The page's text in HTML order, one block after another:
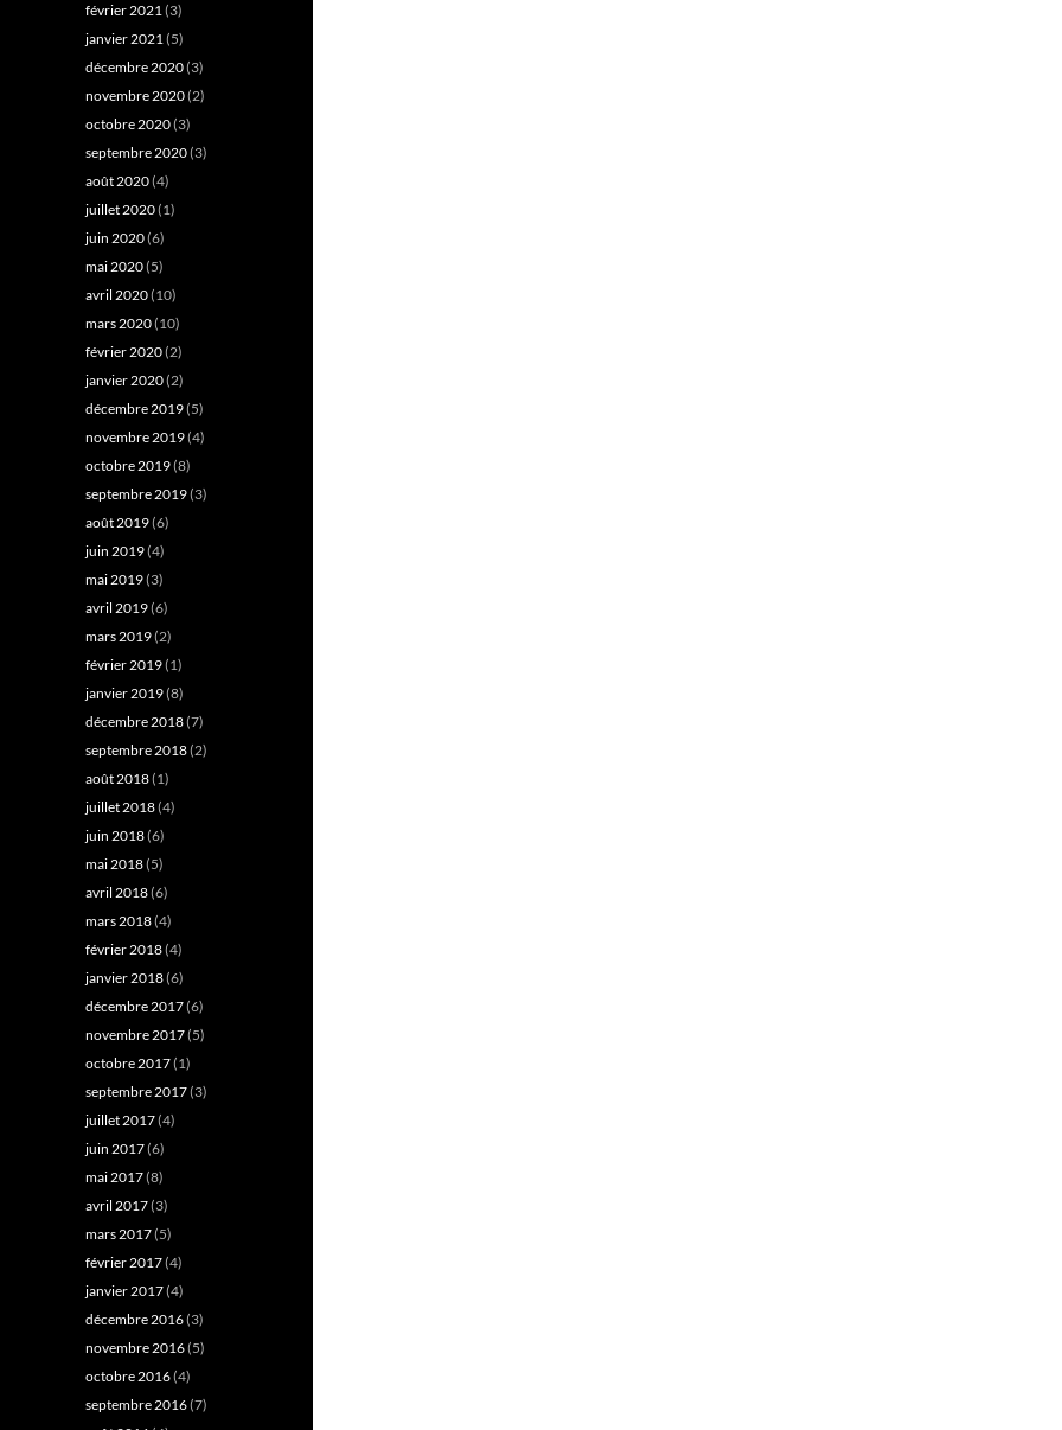
février 2021(3)
janvier 2021(5)
décembre 2020(3)
novembre 2020(2)
octobre 2020(3)
septembre 2020(3)
août 2020(4)
juillet 2020(1)
juin 2020(6)
mai 2020(5)
avril 2020(10)
mars 2020(10)
février 2020(2)
janvier 2020(2)
décembre 2019(5)
novembre 2019(4)
octobre 2019(8)
septembre 2019(3)
août 2019(6)
juin 2019(4)
mai 2019(3)
avril 2019(6)
mars 2019(2)
février 2019(1)
janvier 2019(8)
décembre 2018(7)
septembre 2018(2)
août 2018(1)
juillet 2018(4)
juin 2018(6)
mai 2018(5)
avril 2018(6)
mars 2018(4)
février 2018(4)
janvier 2018(6)
décembre 2017(6)
novembre 2017(5)
octobre 2017(1)
septembre 2017(3)
juillet 2017(4)
juin 2017(6)
mai 2017(8)
avril 2017(3)
mars 2017(5)
février 2017(4)
janvier 2017(4)
décembre 2016(3)
novembre 2016(5)
octobre 2016(4)
septembre 2016(7)